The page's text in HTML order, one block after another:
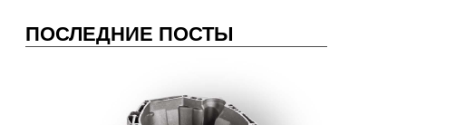
ПОСЛЕДНИЕ ПОСТЫ